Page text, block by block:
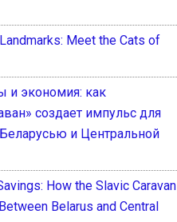
Meet the Cats of
и экономия: как
создает импульс для
и Центральной
How the Slavic Caravan
Belarus and Central